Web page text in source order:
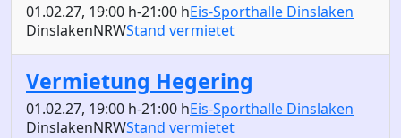
01.02.27, 19:00 h-21:00 hEis-Sporthalle Dinslaken
DinslakenNRWStand vermietet
Vermietung Hegering
01.02.27, 19:00 h-21:00 hEis-Sporthalle Dinslaken
DinslakenNRWStand vermietet